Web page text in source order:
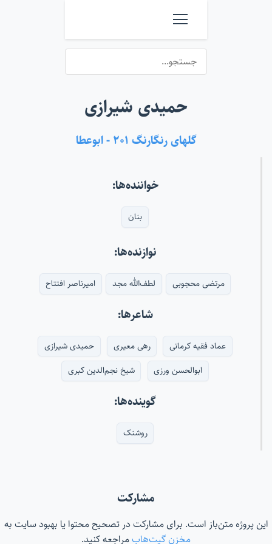
حمیدی شیرازی
گلهای رنگارنگ ۲۰۱ - ابوعطا
خواننده‌ها:
بنان
نوازنده‌ها:
مرتضی محجوبی لطف‌الله مجد امیرناصر افتتاح
شاعرها:
عماد فقیه کرمانی رهی معیری
حمیدی شیرازی
ابوالحسن ورزی
شیخ نجم‌الدین کبری
گوینده‌ها:
روشنک
مشارکت
این پروژه متن‌باز است. برای مشارکت در تصحیح محتوا یا بهبود سایت به
مخزن گیت‌هابمراجعه کنید.